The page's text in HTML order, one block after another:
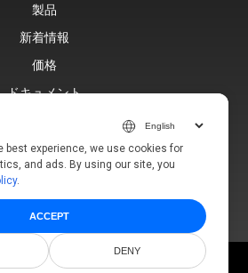
製品
新着情報
価格
ドキュメント
ブログ
ウェブサイト
Ltd 2001-2026.
best experience, we use cookies for
and ads. By using our site, you
.
ACCEPT
DENY